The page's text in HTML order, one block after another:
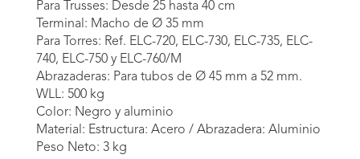
Para Trusses: Desde 25 hasta 40 cm
Terminal: Macho de Ø 35 mm
Para Torres: Ref. ELC-720, ELC-730, ELC-735, ELC-
740, ELC-750 y ELC-760/M
Abrazaderas: Para tubos de Ø 45 mm a 52 mm.
WLL: 500 kg
Color: Negro y aluminio
Material: Estructura: Acero / Abrazadera: Aluminio
Peso Neto: 3 kg